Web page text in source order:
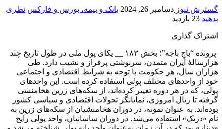
گسترش نیوز دسامبر 26, 2024 بانک و بیمه، بورس و فارکس نظری
بدهید 23 بازدید
اشتراک گذاری
پرونده “باجِ باجه”؛ بخش ۱۸۳ __ یکای پول ملی در طول تاریخ چند
هزارسالۀ ایران متمدن، سرنوشتی پرفراز و نشیب دارد. طی
هزاران سال، هر حکومت با توجه به شرایط اقتصادی و اجتماعی
خود از واحدهای مختلف پولی استفاده کرده است. این واحدهای
پولی، که در هر دوره تغییر کرده‌اند، از سکه‌های زرین هخامنشی
گرفته تا ریال امروزی، نمایانگر تحولات اقتصادی و سیاسی کشور
بوده‌اند. به عنوان نمونه، در دوران هخامنشیان از سکه‌های زرین به
نام «دریک» استفاده می‌شد. در دوران ساسانیان، واحد پولی رایج